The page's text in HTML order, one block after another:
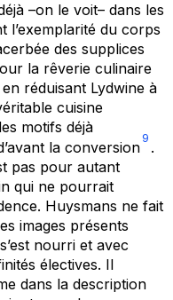
–on le voit– dans les
l’exemplarité du corps
des supplices
la rêverie culinaire
réduisant Lydwine à
cuisine
motifs déjà
la conversion
9
.
pas pour autant
qui ne pourrait
Huysmans ne fait
images présents
nourri et avec
électives. Il
dans la description